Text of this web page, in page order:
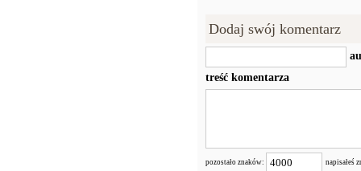
Dodaj swój komentarz
treść komentarza
pozostało znaków: napisałeś